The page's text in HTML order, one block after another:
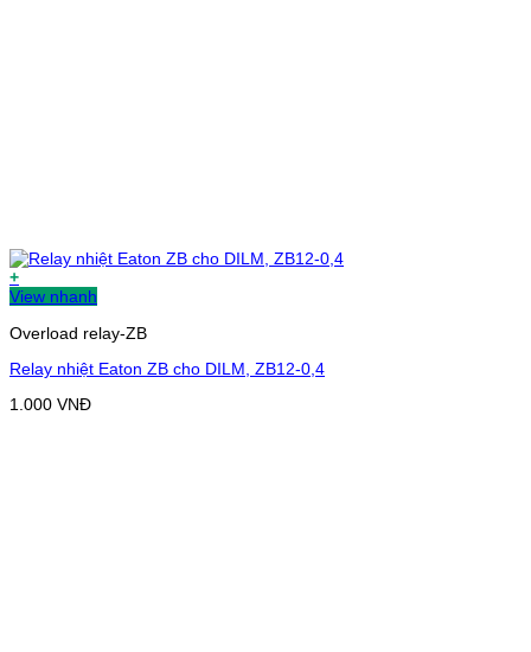
+
View nhanh
Overload relay-ZB
Relay nhiệt Eaton ZB cho DILM, ZB12-0,4
1.000 VNĐ